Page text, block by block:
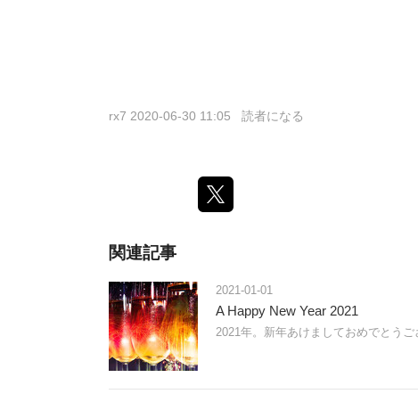
rx7 2020-06-30 11:05 読者になる
関連記事
2021-01-01
A Happy New Year 2021
2021年。新年あけましておめでとう